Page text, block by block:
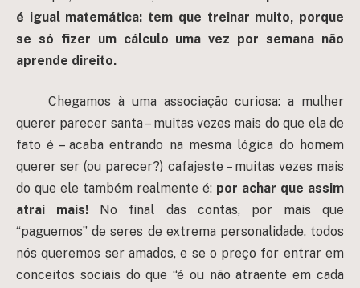
é igual matemática: tem que treinar muito, porque
se só fizer um cálculo uma vez por semana não
aprende direito.
Chegamos à uma associação curiosa: a mulher
querer parecer santa – muitas vezes mais do que ela de
fato é – acaba entrando na mesma lógica do homem
querer ser (ou parecer?) cafajeste – muitas vezes mais
do que ele também realmente é: por achar que assim
atrai mais! No final das contas, por mais que
“paguemos” de seres de extrema personalidade, todos
nós queremos ser amados, e se o preço for entrar em
conceitos sociais do que “é ou não atraente em cada